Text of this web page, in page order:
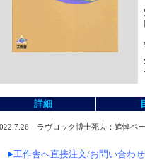
詳細
ラヴロック博士死去：追悼ペ
工作舎へ直接注文/お問い合わせ